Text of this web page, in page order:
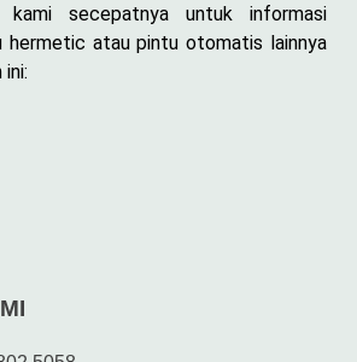
kami secepatnya untuk informasi
hermetic atau pintu otomatis lainnya